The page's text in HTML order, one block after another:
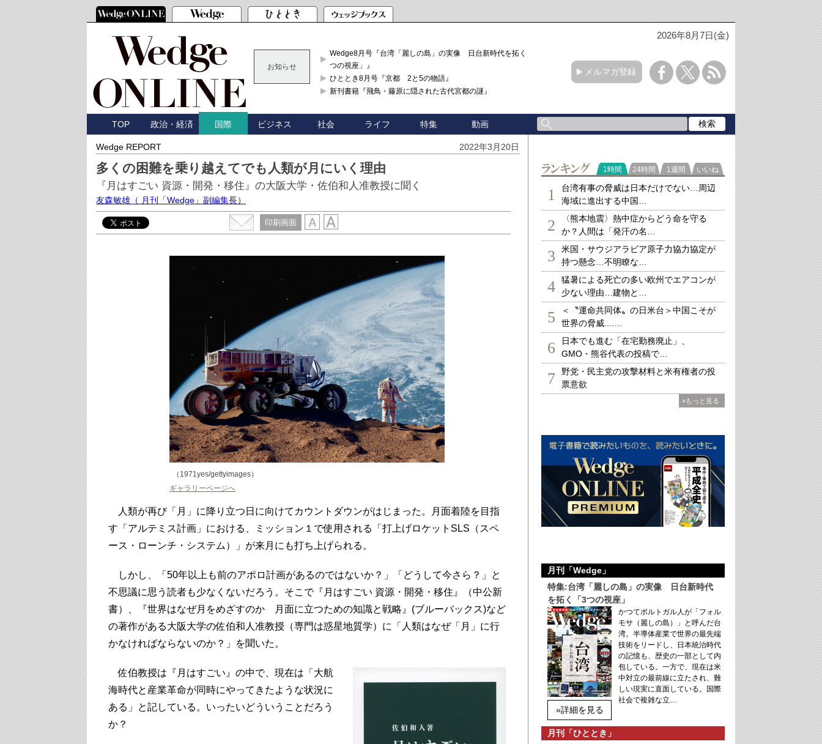
2026年8月7日(金)
お知らせ
Wedge8月号『台湾「麗しの島」の実像 日台新時代を拓く「3
つの視座」』
ひととき8月号『京都 2と5の物語』
新刊書籍『飛鳥・藤原に隠された古代宮都の謎』
メルマガ登録
TOP 政治・経済 国際 ビジネス 社会 ライフ 特集 動画
Wedge REPORT 2022年3月20日
多くの困難を乗り越えてでも人類が月にいく理由
『月はすごい 資源・開発・移住』の大阪大学・佐伯和人准教授に聞く
友森敏雄 （ 月刊「Wedge」副編集長）
印刷画面
（1971yes/gettyimages）
ギャラリーページへ
人類が再び「月」に降り立つ日に向けてカウントダウンがはじまった。月面着陸を目指
す「アルテミス計画」における、ミッション１で使用される「打上げロケットSLS（スペ
ース・ローンチ・システム）」が来月にも打ち上げられる。
しかし、「50年以上も前のアポロ計画があるのではないか？」「どうして今さら？」と
不思議に思う読者も少なくないだろう。そこで『月はすごい 資源・開発・移住』（中公新
書）、『世界はなぜ月をめざすのか 月面に立つための知識と戦略』(ブルーバックス)など
の著作がある大阪大学の佐伯和人准教授（専門は惑星地質学）に「人類はなぜ「月」に行
かなければならないのか？」を聞いた。
佐伯教授は『月はすごい』の中で、現在は「大航
海時代と産業革命が同時にやってきたような状況に
ある」と記している。いったいどういうことだろう
か？
ランキング
1時間 24時間 1週間 いいね
1
台湾有事の脅威は日本だけでない…周辺
海域に進出する中国…
2
〈熊本地震〉熱中症からどう命を守る
か？人間は「発汗の名…
3
米国・サウジアラビア原子力協力協定が
持つ懸念…不明瞭な…
4
猛暑による死亡の多い欧州でエアコンが
少ない理由…建物と…
5
＜〝運命共同体〟の日米台＞中国こそが
世界の脅威....…
6
日本でも進む「在宅勤務廃止」、
GMO・熊谷代表の投稿で…
7
野党・民主党の攻撃材料と米有権者の投
票意欲
»もっと見る
月刊「Wedge」
特集:台湾「麗しの島」の実像 日台新時代
を拓く「3つの視座」
»詳細を見る
かつてポルトガル人が「フォル
モサ（麗しの島）」と呼んだ台
湾。半導体産業で世界の最先端
技術をリードし、日本統治時代
の記憶も、歴史の一部として内
包している。一方で、現在は米
中対立の最前線に立たされ、難
しい現実に直面している。国際
社会で複雑な立…
月刊「ひととき」